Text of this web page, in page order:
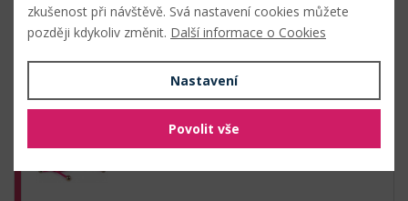
zkušenost při návštěvě. Svá nastavení cookies můžete
později kdykoliv změnit. Další informace o Cookies
Nastavení
Povolit vše